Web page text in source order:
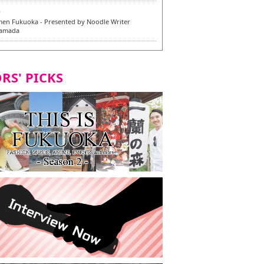
Fukuoka - Presented by Noodle Writer
Cosplay] - Indonesia - #019 MM Earlene
Hakata Honten | Keliling Kota Fukuoka
vegan/vegetarian baru
Fukuoka mencicipi menu vegan/vegetarian
PICKS